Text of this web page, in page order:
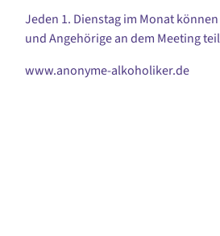
Jeden 1. Dienstag im Monat
und Angehörige an dem Meeting
www.anonyme-alkoholiker.de